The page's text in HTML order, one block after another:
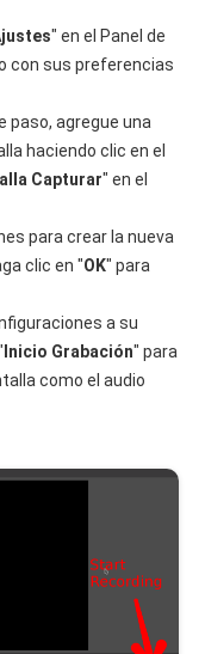
" en el Panel de
con sus preferencias
paso, agregue una
haciendo clic en el
Capturar" en el
para crear la nueva
clic en "OK" para
a su
Inicio Grabación" para
como el audio